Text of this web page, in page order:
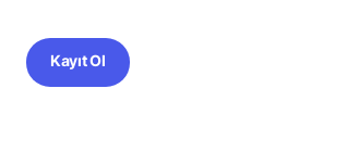
Kayıt Ol